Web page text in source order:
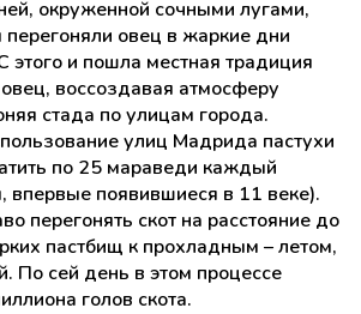
окруженной сочными лугами,
овец в жаркие дни
этого и пошла местная традиция
воссоздавая атмосферу
стада по улицам города.
улиц Мадрида пастухи
по 25 мараведи каждый
впервые появившиеся в 11 веке).
перегонять скот на расстояние до
пастбищ к прохладным – летом,
По сей день в этом процессе
голов скота.